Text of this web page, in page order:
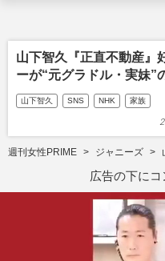
山下智久『正直不動産』
ーが“元グラドル・実妹”
山下智久 SNS NHK 家族
週刊女性PRIME ジャニーズ
広告の下に